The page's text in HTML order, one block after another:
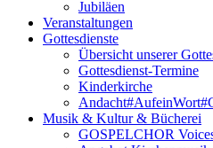
Jubiläen
Veranstaltungen
Gottesdienste
Übersicht unserer
Gottesdienst-Termine
Kinderkirche
Musik & Kultur & Bücherei
GOSPELCHOR